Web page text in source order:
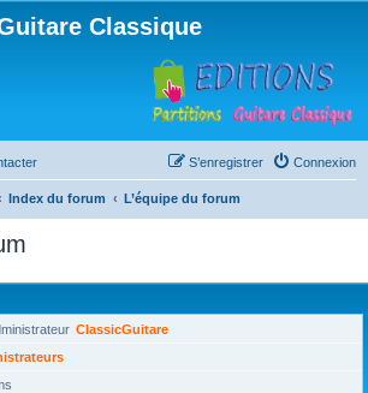
Classique
Connexion
S’enregistrer
Index du forum L’équipe du forum
ClassicGuitare